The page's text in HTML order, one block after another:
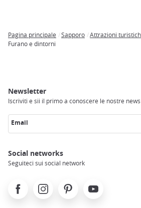
Breadcrumb
Pagina principale Sapporo
Attrazioni
Furano e dintorni
Newsletter
Iscriviti e sii il primo a conoscere le nostre
Email
Social networks
Seguiteci sui social network
FacebookInstagramPinterest Youtube